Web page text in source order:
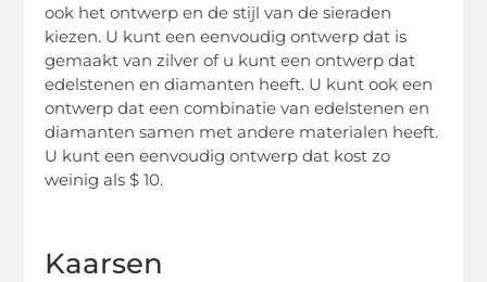
ook het ontwerp en de stijl van de sieraden
kiezen. U kunt een eenvoudig ontwerp dat is
gemaakt van zilver of u kunt een ontwerp dat
edelstenen en diamanten heeft. U kunt ook een
ontwerp dat een combinatie van edelstenen en
diamanten samen met andere materialen heeft.
U kunt een eenvoudig ontwerp dat kost zo
weinig als $ 10.
Kaarsen